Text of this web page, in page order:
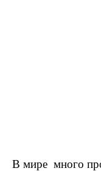
В мире много